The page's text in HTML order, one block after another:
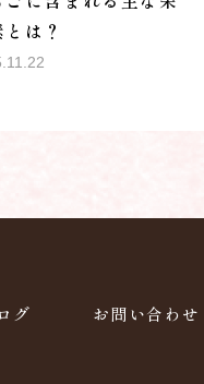
は？
グ お問い合わせ